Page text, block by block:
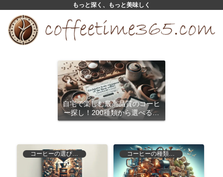
もっと深く、もっと美味しく
自宅で楽しむ最高品質のコーヒ
ー探し！200種類から選べるサ
ブスクリプション